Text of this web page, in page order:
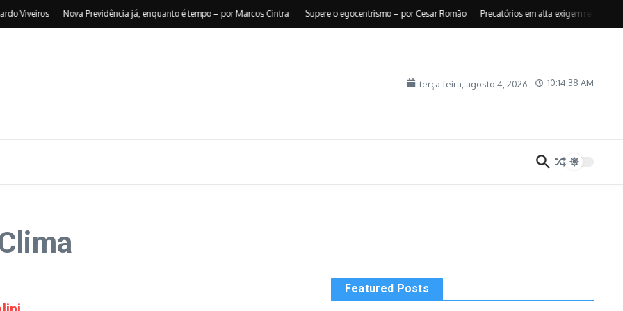
Nova Previdência já, enquanto é tempo – por Marcos Cintra Supere o egocentrismo – por Cesar Romão Precatórios em alta exigem retomada do
terça-feira, agosto 4, 2026 10:14:39 AM
Featured Posts